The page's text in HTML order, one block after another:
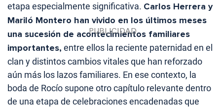
etapa especialmente significativa. Carlos Herrera y
Mariló Montero han vivido en los últimos meses
una sucesión de acontecimientos familiares
importantes, entre ellos la reciente paternidad en el
clan y distintos cambios vitales que han reforzado
aún más los lazos familiares. En ese contexto, la
boda de Rocío supone otro capítulo relevante dentro
de una etapa de celebraciones encadenadas que